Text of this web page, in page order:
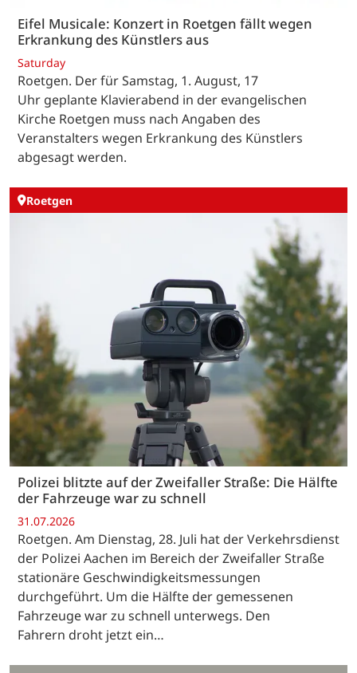
Eifel Musicale: Konzert in Roetgen fällt wegen
Erkrankung des Künstlers aus
Saturday
Roetgen. Der für Samstag, 1. August, 17
Uhr geplante Klavierabend in der evangelischen
Kirche Roetgen muss nach Angaben des
Veranstalters wegen Erkrankung des Künstlers
abgesagt werden.
Roetgen
Polizei blitzte auf der Zweifaller Straße: Die Hälfte
der Fahrzeuge war zu schnell
31.07.2026
Roetgen. Am Dienstag, 28. Juli hat der Verkehrsdienst
der Polizei Aachen im Bereich der Zweifaller Straße
stationäre Geschwindigkeitsmessungen
durchgeführt. Um die Hälfte der gemessenen
Fahrzeuge war zu schnell unterwegs. Den
Fahrern droht jetzt ein…